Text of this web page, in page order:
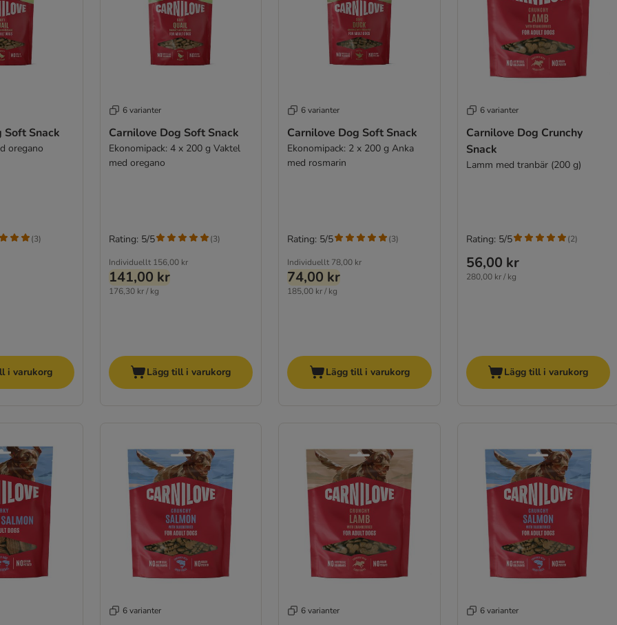
Soft Snack
oregano
(3)
i varukorg
6 varianter
Carnilove Dog Soft Snack
Ekonomipack: 4 x 200 g Vaktel
med oregano
Individuellt 156,00 kr
141,00 kr
176,30 kr / kg
Rating: 5/5 (3)
Lägg till i varukorg
6 varianter
Carnilove Dog Soft Snack
Ekonomipack: 2 x 200 g Anka
med rosmarin
Individuellt 78,00 kr
74,00 kr
185,00 kr / kg
Rating: 5/5 (3)
Lägg till i varukorg
6 varianter
Carnilove Dog Crunchy
Snack
Lamm med tranbär (200 g)
56,00 kr
280,00 kr / kg
Rating: 5/5 (2)
Lägg till i varukorg
6 varianter 6 varianter 6 varianter